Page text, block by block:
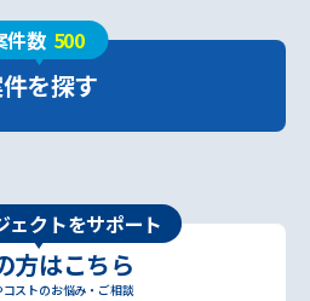
件数 500
を探す
ェクトをサポート
方はこちら
ストのお悩み・ご相談